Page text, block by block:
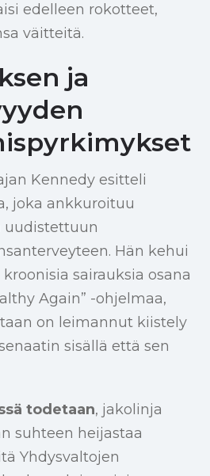
edelleen rokotteet,
väitteitä.
ja
Kennedy esitteli
joka ankkuroituu
uudistettuun
Hän kehui
sairauksia osana
Again” -ohjelmaa,
on leimannut kiistely
sisällä että sen
todetaan, jakolinja
suhteen heijastaa
Yhdysvaltojen